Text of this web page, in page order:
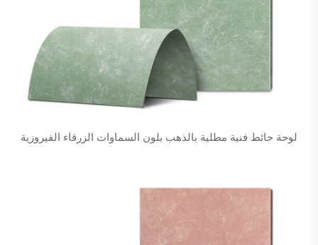
لوحة حائط فنية مطلية بالذهب بلون السماوات الزرقاء الفيروزية